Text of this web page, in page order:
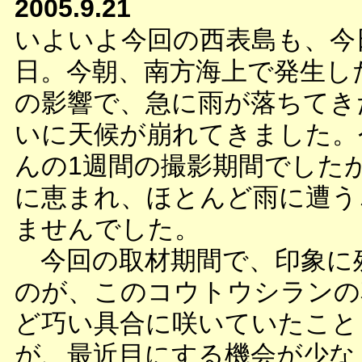
2005.9.21
いよいよ今回の西表島も、
日。今朝、南方海上で発生
の影響で、急に雨が落ちて
いに天候が崩れてきました
んの1週間の撮影期間でした
に恵まれ、ほとんど雨に遭
ませんでした。
今回の取材期間で、印象に
のが、このコウトウシラン
ど巧い具合に咲いていたこ
が、最近目にする機会が少